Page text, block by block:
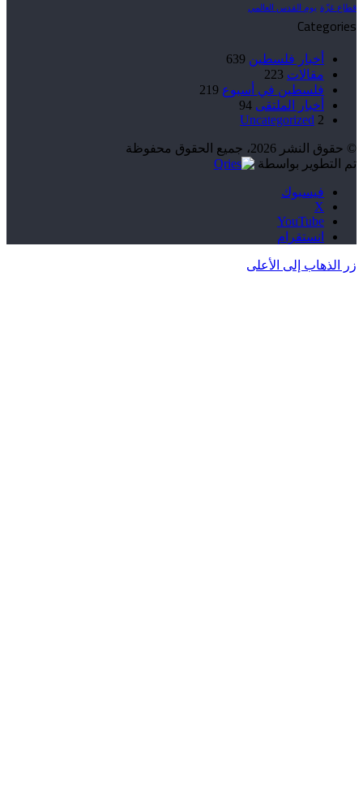
قطاع غزّة يوم القدس العالمي
Categories
أخبار فلسطين 639
مقالات 223
فلسطين في أسبوع 219
أخبار الملتقى 94
Uncategorized 2
© حقوق النشر 2026، جميع الحقوق محفوظة
تم التطوير بواسطة
فيسبوك
‫X
‫YouTube
انستقرام
زر الذهاب إلى الأعلى